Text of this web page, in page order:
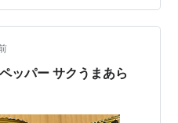
↓ www.tomo-diary.com何
やりとボサボサの髪をイ
ッパー サクうまあら